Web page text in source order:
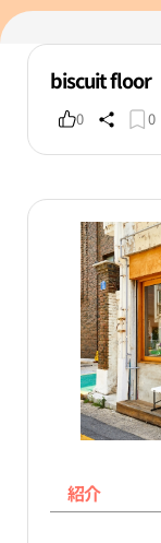
biscuit floor
0 0
紹介